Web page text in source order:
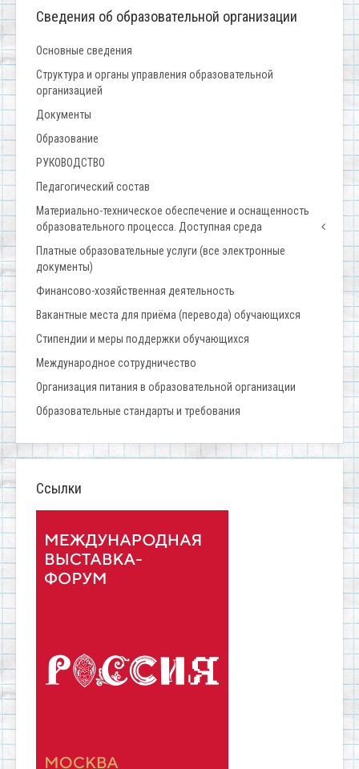
Сведения об образовательной организации
Основные сведения
Структура и органы управления образовательной
организацией
Документы
Образование
РУКОВОДСТВО
Педагогический состав
Материально-техническое обеспечение и оснащенность
образовательного процесса. Доступная среда
Платные образовательные услуги (все электронные
документы)
Финансово-хозяйственная деятельность
Вакантные места для приёма (перевода) обучающихся
Стипендии и меры поддержки обучающихся
Международное сотрудничество
Организация питания в образовательной организации
Образовательные стандарты и требования
Ссылки